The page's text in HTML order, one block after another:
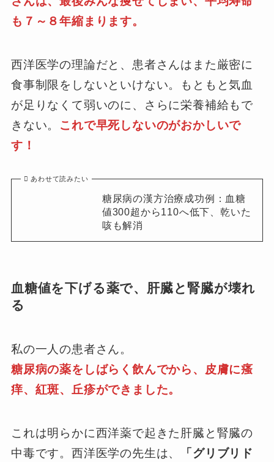
も７～８年縮まります。
西洋医学の理論だと、患者さんはまた厳密に
食事制限をしないといけない。もともと気血
が足りなくて弱いのに、さらに栄養補給もで
きない。 これで早死しないのがおかしいで
す！
あわせて読みたい
糖尿病の漢方治療成功例：血糖
値300超から110へ低下、乾いた
咳も解消
血糖値を下げる薬で、肝臓と腎臓が壊れ
る
私の一人の患者さん。
糖尿病の薬をしばらく飲んでから、皮膚に瘙
痒、紅斑、丘疹ができました。
これは明らかに西洋薬で起きた肝臓と腎臓の
中毒です。西洋医学の先生は、
「グリブリド